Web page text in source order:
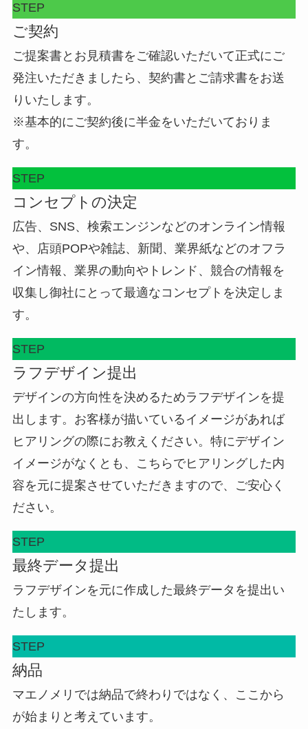
STEP
ご契約
ご提案書とお見積書をご確認いただいて正式にご
発注いただきましたら、契約書とご請求書をお送
りいたします。
※基本的にご契約後に半金をいただいておりま
す。
STEP
コンセプトの決定
広告、SNS、検索エンジンなどのオンライン情報
や、店頭POPや雑誌、新聞、業界紙などのオフラ
イン情報、業界の動向やトレンド、競合の情報を
収集し御社にとって最適なコンセプトを決定しま
す。
STEP
ラフデザイン提出
デザインの方向性を決めるためラフデザインを提
出します。お客様が描いているイメージがあれば
ヒアリングの際にお教えください。特にデザイン
イメージがなくとも、こちらでヒアリングした内
容を元に提案させていただきますので、ご安心く
ださい。
STEP
最終データ提出
ラフデザインを元に作成した最終データを提出い
たします。
STEP
納品
マエノメリでは納品で終わりではなく、ここから
が始まりと考えています。